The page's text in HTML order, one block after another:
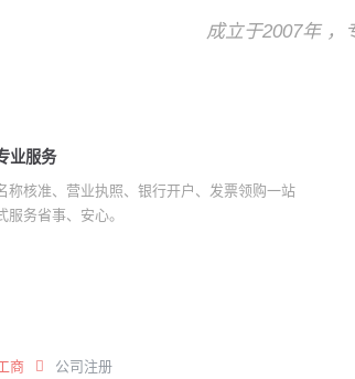
成立于2007年 ，
业服务
称核准、营业执照、银行开户、发票领购一站
服务省事、安心。
商 公司注册